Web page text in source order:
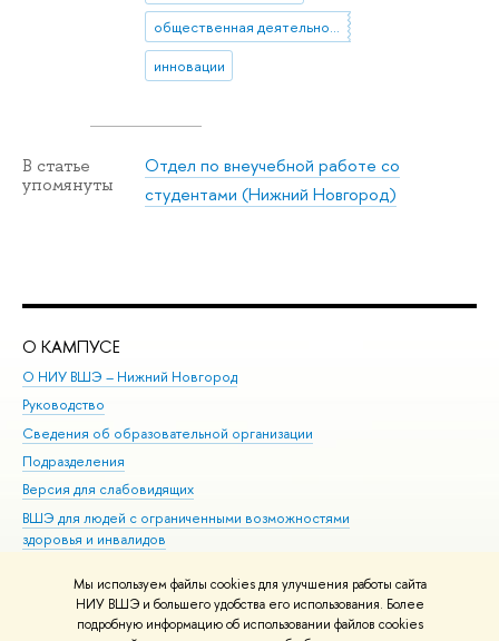
Мы используем файлы cookies для улучшения работы сайта
НИУ ВШЭ и большего удобства его использования. Более
подробную информацию об использовании файлов cookies
общественная деятельность
инновации
В статье
упомянуты
Отдел по внеучебной работе со
студентами (Нижний Новгород)
О КАМПУСЕ
О НИУ ВШЭ – Нижний Новгород
Руководство
Сведения об образовательной организации
Подразделения
Версия для слабовидящих
ВШЭ для людей с ограниченными возможностями
здоровья и инвалидов